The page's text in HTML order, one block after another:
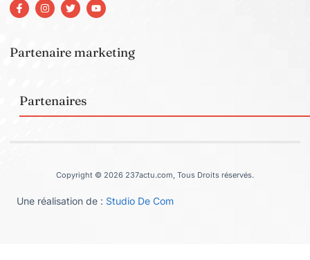
Partenaire marketing
Partenaires
Copyright © 2026 237actu.com, Tous Droits réservés.
Une réalisation de : Studio De Com